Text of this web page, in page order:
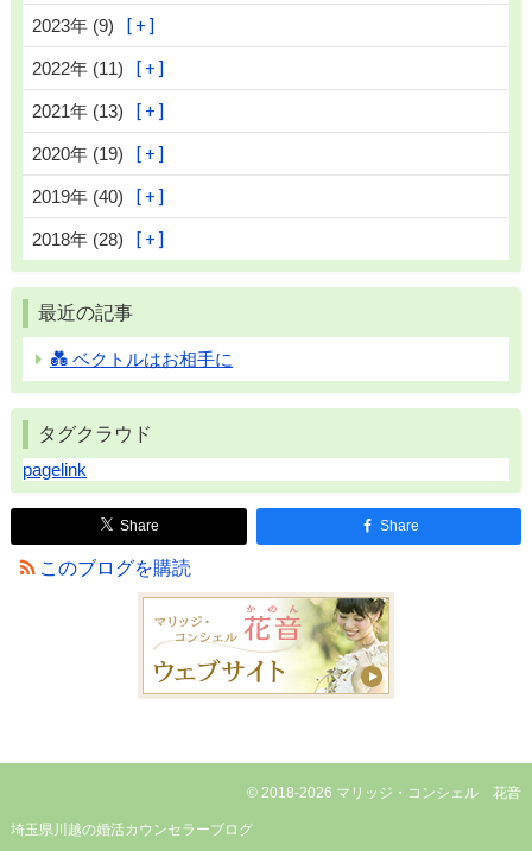
2023年 (9)
2022年 (11)
2021年 (13)
2020年 (19)
2019年 (40)
2018年 (28)
最近の記事
💑 ベクトルはお相手に
タグクラウド
pagelink
Share Share
このブログを購読
© 2018-2026 マリッジ・コンシェル 花音
埼玉県川越の婚活カウンセラーブログ